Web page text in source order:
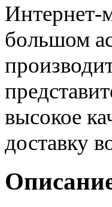
большом
высокое
доставку